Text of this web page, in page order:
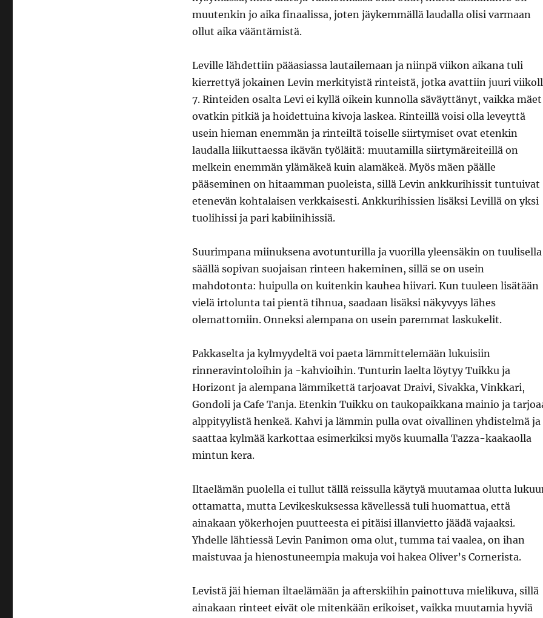
muutenkin jo aika finaalissa, joten jäykemmällä laudalla olisi varmaan
ollut aika vääntämistä.
Leville lähdettiin pääasiassa lautailemaan ja niinpä viikon aikana tuli
kierrettyä jokainen Levin merkityistä rinteistä, jotka avattiin juuri
7. Rinteiden osalta Levi ei kyllä oikein kunnolla säväyttänyt, vaikka mäet
ovatkin pitkiä ja hoidettuina kivoja laskea. Rinteillä voisi olla leveyttä
usein hieman enemmän ja rinteiltä toiselle siirtymiset ovat etenkin
laudalla liikuttaessa ikävän työläitä: muutamilla siirtymäreiteillä on
melkein enemmän ylämäkeä kuin alamäkeä. Myös mäen päälle
pääseminen on hitaamman puoleista, sillä Levin ankkurihissit tuntuivat
etenevän kohtalaisen verkkaisesti. Ankkurihissien lisäksi Levillä on yksi
tuolihissi ja pari kabiinihissiä.
Suurimpana miinuksena avotunturilla ja vuorilla yleensäkin on tuulisella
säällä sopivan suojaisan rinteen hakeminen, sillä se on usein
mahdotonta: huipulla on kuitenkin kauhea hiivari. Kun tuuleen lisätään
vielä irtolunta tai pientä tihnua, saadaan lisäksi näkyvyys lähes
olemattomiin. Onneksi alempana on usein paremmat laskukelit.
Pakkaselta ja kylmyydeltä voi paeta lämmittelemään lukuisiin
rinneravintoloihin ja -kahvioihin. Tunturin laelta löytyy Tuikku ja
Horizont ja alempana lämmikettä tarjoavat Draivi, Sivakka, Vinkkari,
Gondoli ja Cafe Tanja. Etenkin Tuikku on taukopaikkana mainio ja
alppityylistä henkeä. Kahvi ja lämmin pulla ovat oivallinen yhdistelmä ja
saattaa kylmää karkottaa esimerkiksi myös kuumalla Tazza-kaakaolla
mintun kera.
Iltaelämän puolella ei tullut tällä reissulla käytyä muutamaa olutta
ottamatta, mutta Levikeskuksessa kävellessä tuli huomattua, että
ainakaan yökerhojen puutteesta ei pitäisi illanvietto jäädä vajaaksi.
Yhdelle lähtiessä Levin Panimon oma olut, tumma tai vaalea, on ihan
maistuvaa ja hienostuneempia makuja voi hakea Oliver’s Cornerista.
Levistä jäi hieman iltaelämään ja afterskiihin painottuva mielikuva, sillä
ainakaan rinteet eivät ole mitenkään erikoiset, vaikka muutamia hyviä